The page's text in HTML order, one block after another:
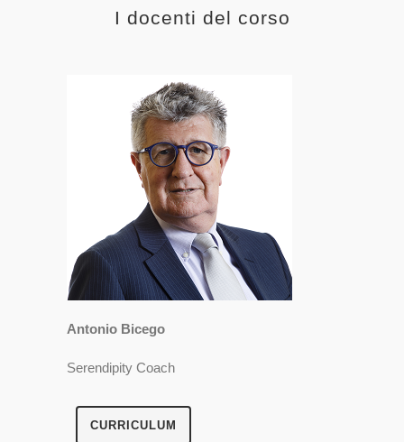
I docenti del corso
Antonio Bicego
Serendipity Coach
CURRICULUM